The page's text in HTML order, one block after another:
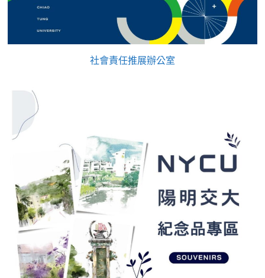
社會責任推展辦公室